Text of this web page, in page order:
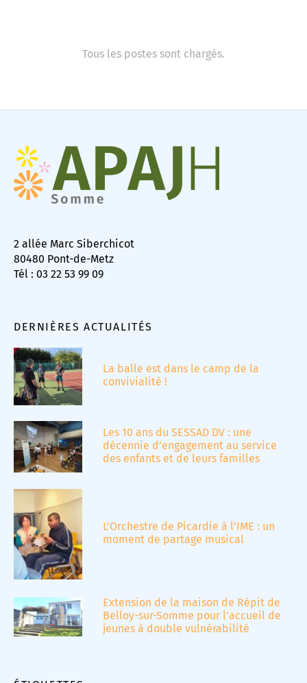
Tous les postes sont chargés.
2 allée Marc Siberchicot
80480 Pont-de-Metz
Tél : 03 22 53 99 09
DERNIÈRES ACTUALITÉS
La balle est dans le camp de la
convivialité !
Les 10 ans du SESSAD DV : une
décennie d’engagement au service
des enfants et de leurs familles
L’Orchestre de Picardie à l’IME : un
moment de partage musical
Extension de la maison de Répit de
Belloy-sur-Somme pour l’accueil de
jeunes à double vulnérabilité